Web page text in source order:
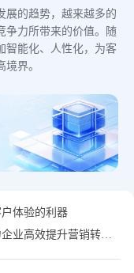
展的趋势，越来越多的
争力所带来的价值。随
智能化、人性化，为客
界。
体验的利器
高效提升营销转化率!